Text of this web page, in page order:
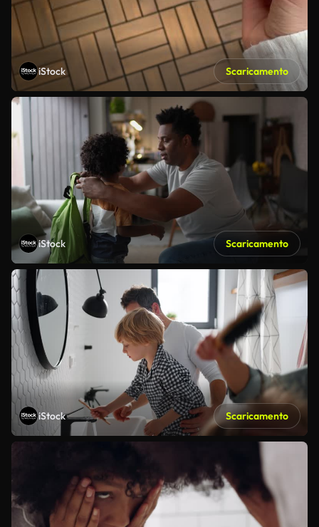
iStock Scaricamento
iStock Scaricamento
iStock Scaricamento